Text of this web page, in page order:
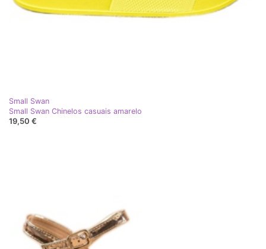
Small Swan
Small Swan Chinelos casuais amarelo
19,50 €